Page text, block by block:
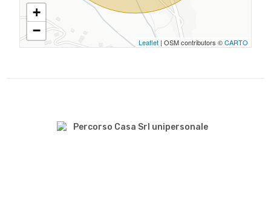
+
−
Leaflet| OSM contributors ©CARTO